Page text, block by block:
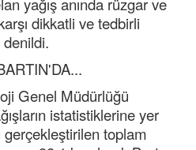
yağış anında rüzgar ve
dikkatli ve tedbirli
Genel Müdürlüğü
istatistiklerine yer
toplam